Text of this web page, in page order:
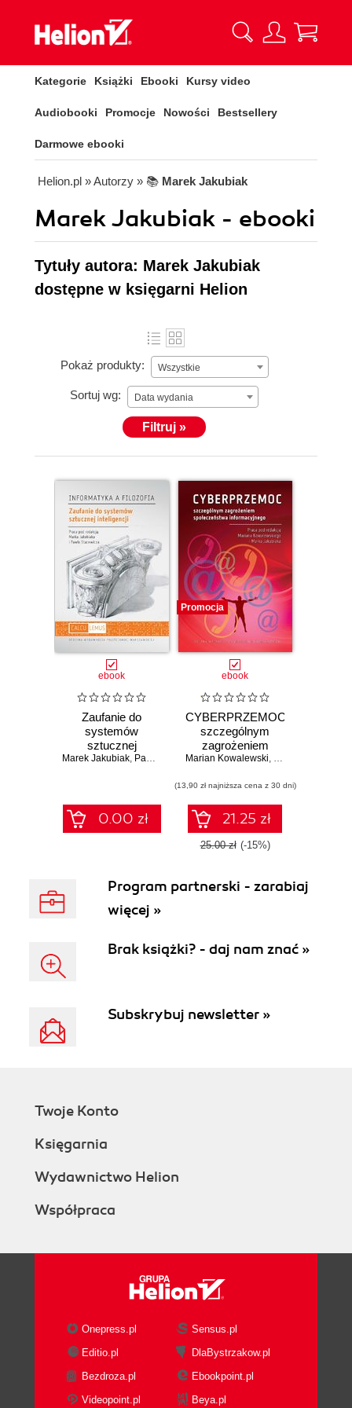
Kategorie Książki Ebooki Kursy video
Audiobooki Promocje Nowości Bestsellery
Darmowe ebooki
Helion.pl » Autorzy » 📚 Marek Jakubiak
Marek Jakubiak - ebooki
Tytuły autora: Marek Jakubiak
dostępne w księgarni Helion
Pokaż produkty: Wszystkie
Sortuj wg: Data wydania
Filtruj »
ebook
Zaufanie do
systemów
sztucznej
inteligencji
Marek Jakubiak, Paweł Stacewicz
0.00 zł
Promocja
ebook
CYBERPRZEMOC
szczególnym
zagrożeniem
społeczeństwa
Marian Kowalewski, Marek Jakubiak
(13,90 zł najniższa cena z 30 dni)
21.25 zł
25.00 zł (-15%)
Program partnerski - zarabiaj
więcej »
Brak książki? - daj nam znać »
Subskrybuj newsletter »
Twoje Konto
Księgarnia
Wydawnictwo Helion
Współpraca
Onepress.pl
Sensus.pl
Editio.pl
DlaBystrzakow.pl
Bezdroza.pl
Ebookpoint.pl
Videopoint.pl
Beya.pl